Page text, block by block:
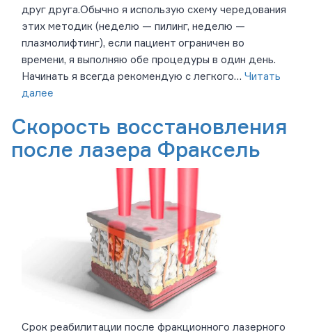
друг друга.Обычно я использую схему чередования
этих методик (неделю — пилинг, неделю —
плазмолифтинг), если пациент ограничен во
времени, я выполняю обе процедуры в один день.
Начинать я всегда рекомендую с легкого… Читать
далее
Скорость восстановления
после лазера Фраксель
Срок реабилитации после фракционного лазерного